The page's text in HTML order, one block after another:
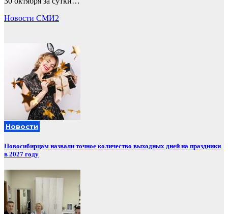
Новости СМИ2
Новости
Новосибирцам назвали точное количество выходных дней на праздники
в 2027 году